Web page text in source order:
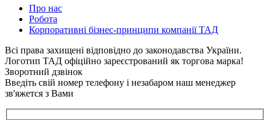
Про нас
Робота
Корпоративні бізнес-принципи компанії ТАД
Всі права захищені відповідно до законодавства України.
Логотип ТАД офіційно зареєстрований як торгова марка!
Зворотний дзвінок
Введіть свій номер телефону і незабаром наш менеджер
зв'яжется з Вами